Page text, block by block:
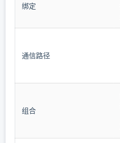
绑定
通信路径
组合